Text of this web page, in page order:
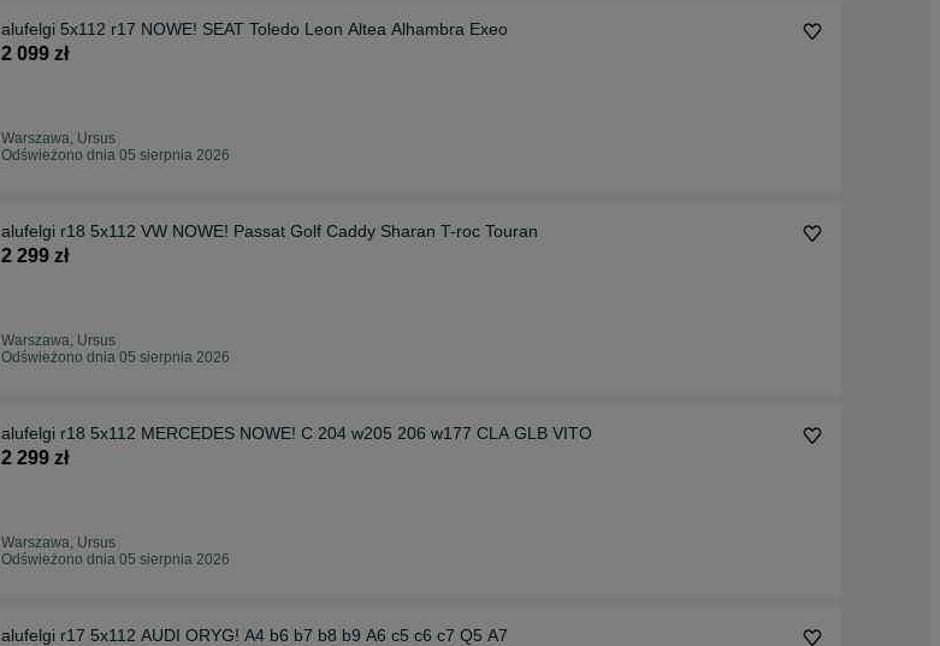
alufelgi 5x112 r17 NOWE! SEAT Toledo Leon Altea Alhambra Exeo
2 099 zł
Warszawa, Ursus
Odświeżono dnia 05 sierpnia 2026
alufelgi r18 5x112 VW NOWE! Passat Golf Caddy Sharan T-roc Touran
2 299 zł
Warszawa, Ursus
Odświeżono dnia 05 sierpnia 2026
alufelgi r18 5x112 MERCEDES NOWE! C 204 w205 206 w177 CLA GLB VITO
2 299 zł
Warszawa, Ursus
Odświeżono dnia 05 sierpnia 2026
alufelgi r17 5x112 AUDI ORYG! A4 b6 b7 b8 b9 A6 c5 c6 c7 Q5 A7